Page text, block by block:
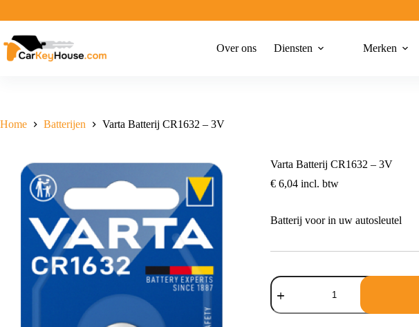
inhoud
Over ons Diensten Merken
Home Batterijen Varta Batterij CR1632 – 3V
Varta Batterij CR1632 – 3V
€6,04incl. btw
Batterij voor in uw autosleutel
Varta
Batterij
CR1632